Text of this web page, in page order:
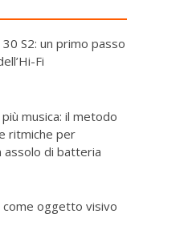
30 S2: un primo passo
Fi
musica: il metodo
ritmiche per
assolo di batteria
come oggetto visivo